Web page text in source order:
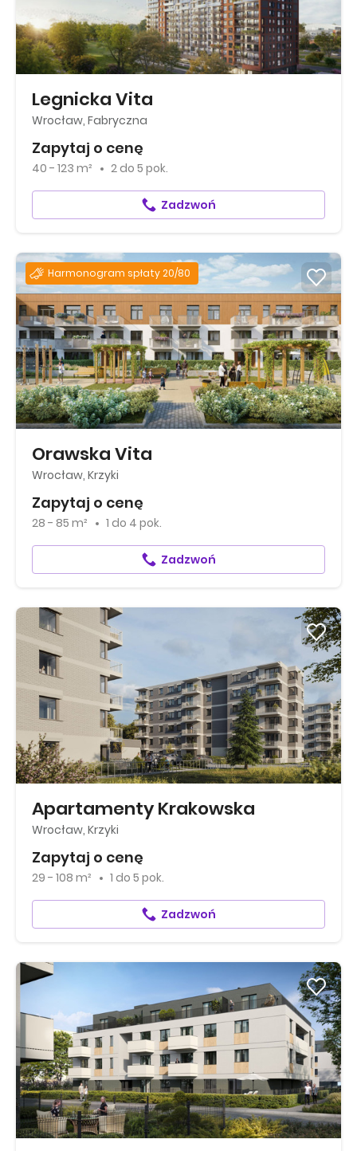
Legnicka Vita
Wrocław, Fabryczna
Zapytaj o cenę
40 - 123 m² 2 do 5 pok.
Zadzwoń
Harmonogram spłaty 20/80
Orawska Vita
Wrocław, Krzyki
Zapytaj o cenę
28 - 85 m² 1 do 4 pok.
Zadzwoń
Apartamenty Krakowska
Wrocław, Krzyki
Zapytaj o cenę
29 - 108 m² 1 do 5 pok.
Zadzwoń